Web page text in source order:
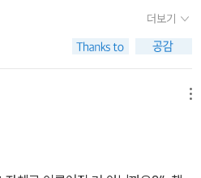
남겨진 유일한 저쪽 선수”가 되기
오토바이에 올라탈 때도 나의 자리
체라고. 어떤 관계에서든 맨 끄트머
힘을 쓰며 앞사람의 허리를 붙들고
고. 어느 구간에선 팔에 힘도 빠지고
자신의 삶을 객관화 할 수 있는 힘을
나왔을까? 그것은 어렸을 때 아빠
찾을 수 있다. 아빠로 인해 마음에 구
힘으로 그 구멍을 메우고 뚜껑을 닫
이 주었다는 것은 다른 사람의 삶을
의 방향을 잡아나가는 예술의 힘을
술자이자 주인공인 나는 그렇지 못
아 넣는다. 오랜동안 아버지의 폭력
은 공포를 견뎌야 했던 주인공 '나'는
하고 미처 빠져나오지 못한 소방영
천국 같을 거라 생각했던 가족과 일
엔 분노만 커져 갔다. 소방영웅이
발설하지 못한 무력감과 부끄러움
꼴이 되어 졸지에 친구들과 함께 살
지 않고 다음날이면 언제 그런 일이
엄마를 진저리 칠 정도로 미워하
누나만이 위안이었다. 같은 고통을
증오의 말을 내뱉는 것만이 소년
일한 방법이었고, 폭력을 피해 안전
로관이 둘에게는 유일한 안식처가
이를 먹자 소년이 유일한 편이라고
더보기